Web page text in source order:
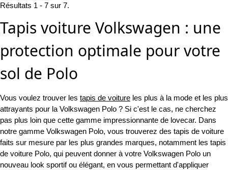
Résultats 1 - 7 sur 7.
Tapis voiture Volkswagen : une
protection optimale pour votre
sol de Polo
Vous voulez trouver les tapis de voiture les plus à la mode et les plus
attrayants pour la Volkswagen Polo ? Si c'est le cas, ne cherchez
pas plus loin que cette gamme impressionnante de lovecar. Dans
notre gamme Volkswagen Polo, vous trouverez des tapis de voiture
faits sur mesure par les plus grandes marques, notamment les tapis
de voiture Polo, qui peuvent donner à votre Volkswagen Polo un
nouveau look sportif ou élégant, en vous permettant d'appliquer